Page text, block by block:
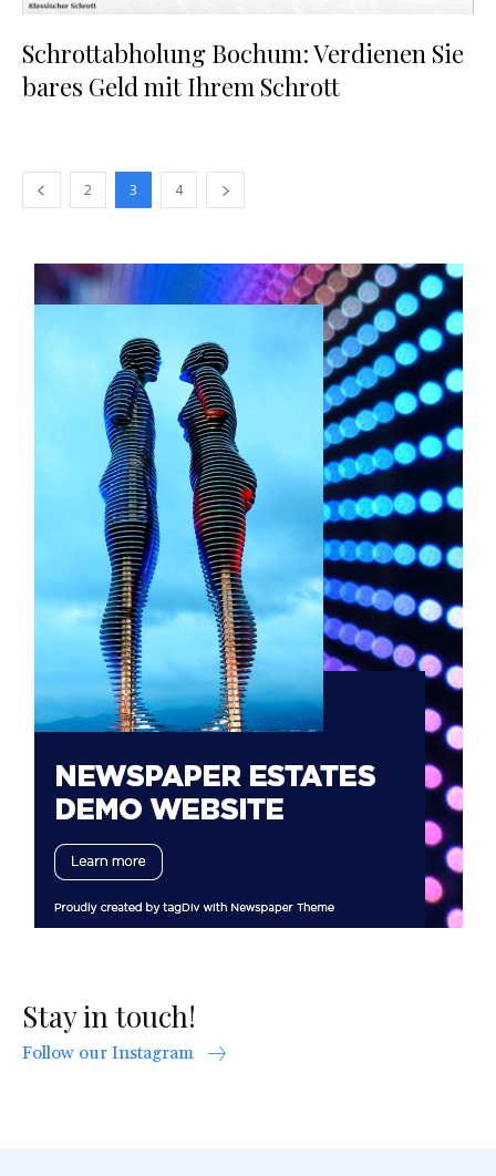
Schrottabholung Bochum: Verdienen Sie
bares Geld mit Ihrem Schrott
2 3 4
Stay in touch!
Follow our Instagram